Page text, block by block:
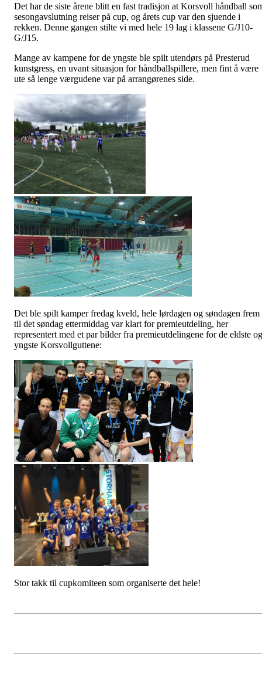
Det har de siste årene blitt en fast tradisjon at Korsvoll håndball
sesongavslutning reiser på cup, og årets cup var den sjuende i
rekken. Denne gangen stilte vi med hele 19 lag i klassene G/J10-
G/J15.
Mange av kampene for de yngste ble spilt utendørs på Presterud
kunstgress, en uvant situasjon for håndballspillere, men fint å være
ute så lenge værgudene var på arrangørenes side.
Det ble spilt kamper fredag kveld, hele lørdagen og søndagen frem
til det søndag ettermiddag var klart for premieutdeling, her
representert med et par bilder fra premieutdelingene for de eldste og
yngste Korsvollguttene:
Stor takk til cupkomiteen som organiserte det hele!